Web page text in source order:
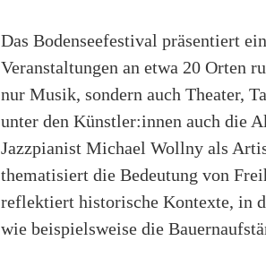
Das Bodenseefestival präsentiert
Veranstaltungen an etwa 20 Orten
nur Musik, sondern auch Theater,
unter den Künstler:innen auch die
Jazzpianist Michael Wollny als
thematisiert die Bedeutung von
reflektiert historische Kontexte, in
wie beispielsweise die